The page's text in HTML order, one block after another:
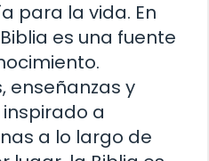
para la vida. En
es una fuente
enseñanzas y
a
a lo largo de